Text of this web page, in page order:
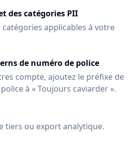
des catégories PII
applicables à votre
de numéro de police
compte, ajoutez le préfixe de
à « Toujours caviarder ».
tiers ou export analytique.